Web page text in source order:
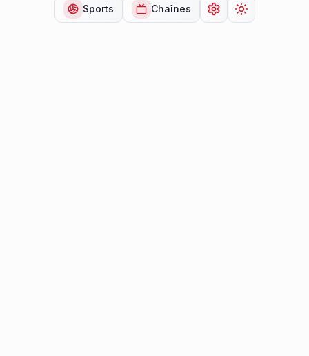
Sports Chaînes Ouvrir lesChanger de